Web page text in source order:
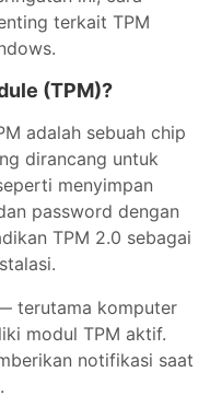
terkait TPM
(TPM)?
adalah sebuah chip
dirancang untuk
menyimpan
password dengan
TPM 2.0 sebagai
terutama komputer
modul TPM aktif.
notifikasi saat